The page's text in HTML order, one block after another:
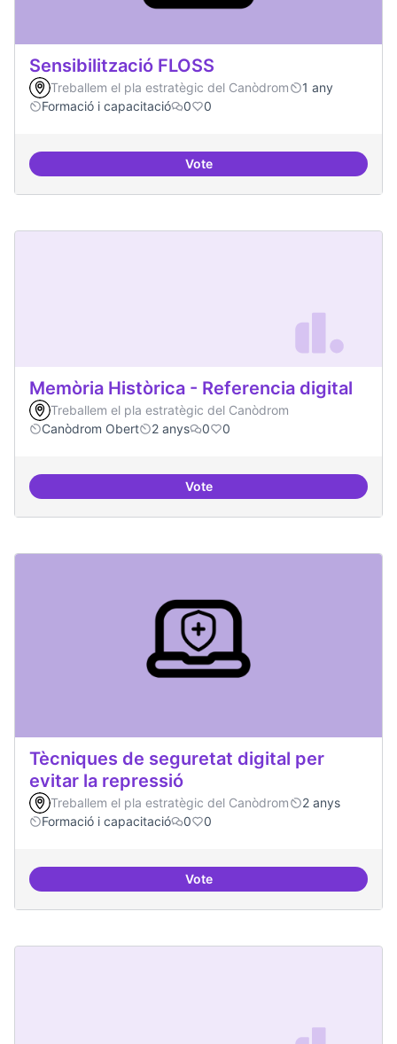
Sensibilització FLOSS
Treballem el pla estratègic del Canòdrom
1 any
Formació i capacitació
0 0
VoteSensibilització FLOSS
Memòria Històrica - Referencia digital
Treballem el pla estratègic del Canòdrom
Canòdrom Obert
2 anys 0 0
VoteMemòria Històrica - Referencia
Tècniques de seguretat digital per
evitar la repressió
Treballem el pla estratègic del Canòdrom
2 anys
Formació i capacitació
0 0
VoteTècniques de seguretat digital